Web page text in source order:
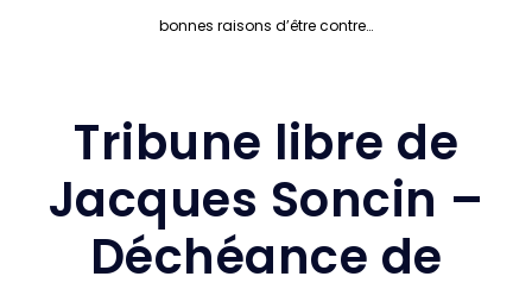
bonnes raisons d’être contre…
Tribune libre de
Jacques Soncin –
Déchéance de